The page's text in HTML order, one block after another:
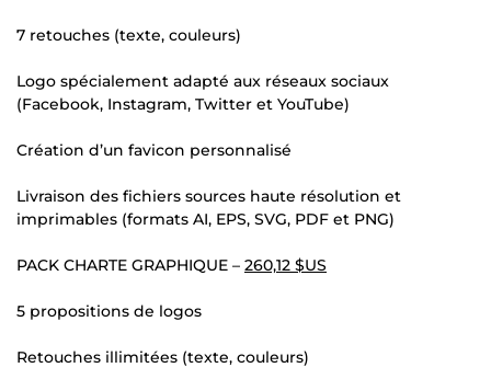
7 retouches (texte, couleurs)
Logo spécialement adapté aux réseaux sociaux
(Facebook, Instagram, Twitter et YouTube)
Création d’un favicon personnalisé
Livraison des fichiers sources haute résolution et
imprimables (formats AI, EPS, SVG, PDF et PNG)
PACK CHARTE GRAPHIQUE – 260,12 $US
5 propositions de logos
Retouches illimitées (texte, couleurs)